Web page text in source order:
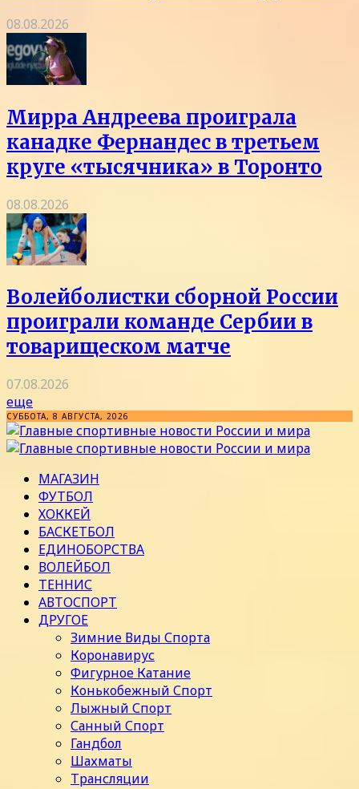
08.08.2026
Мирра Андреева проиграла
канадке Фернандес в третьем
круге «тысячника» в Торонто
08.08.2026
Волейболистки сборной России
проиграли команде Сербии в
товарищеском матче
07.08.2026
еще
СУББОТА, 8 АВГУСТА, 2026
МАГАЗИН
ФУТБОЛ
ХОККЕЙ
БАСКЕТБОЛ
ЕДИНОБОРСТВА
ВОЛЕЙБОЛ
ТЕННИС
АВТОСПОРТ
ДРУГОЕ
Зимние Виды Спорта
Коронавирус
Фигурное Катание
Конькобежный Спорт
Лыжный Спорт
Санный Спорт
Гандбол
Шахматы
Трансляции